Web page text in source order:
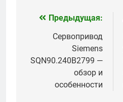
Навигация
записям
Предыдущая:
Сервопривод
Siemens
SQN90.240B2799 —
обзор и
особенности